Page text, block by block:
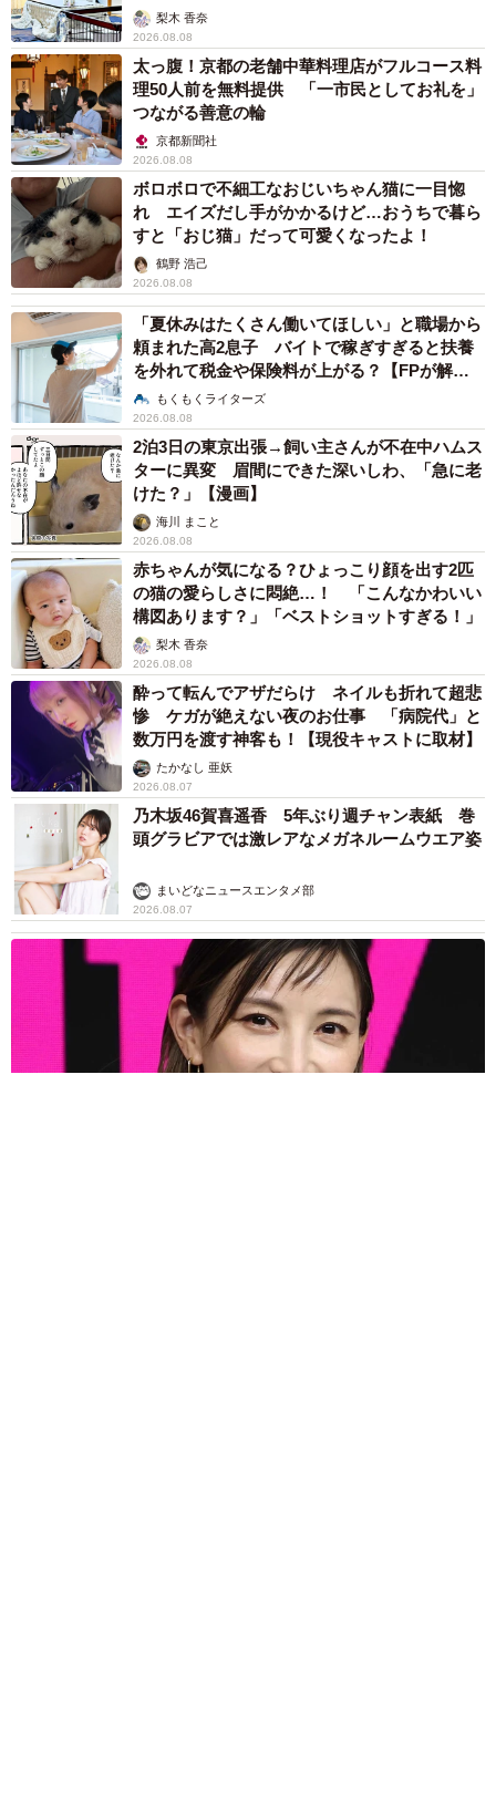
梨木 香奈
2026.08.08
太っ腹！京都の老舗中華料理店がフルコース料
理50人前を無料提供 「一市民としてお礼を」
つながる善意の輪
京都新聞社
2026.08.08
ボロボロで不細工なおじいちゃん猫に一目惚
れ エイズだし手がかかるけど…おうちで暮ら
すと「おじ猫」だって可愛くなったよ！
鶴野 浩己
2026.08.08
「夏休みはたくさん働いてほしい」と職場から
頼まれた高2息子 バイトで稼ぎすぎると扶養
を外れて税金や保険料が上がる？【FPが解
説】もくもくライターズ
2026.08.08
2泊3日の東京出張→飼い主さんが不在中ハムス
ターに異変 眉間にできた深いしわ、「急に老
けた？」【漫画】
海川 まこと
2026.08.08
赤ちゃんが気になる？ひょっこり顔を出す2匹
の猫の愛らしさに悶絶…！ 「こんなかわいい
構図あります？」「ベストショットすぎる！」
梨木 香奈
2026.08.08
酔って転んでアザだらけ ネイルも折れて超悲
惨 ケガが絶えない夜のお仕事 「病院代」と
数万円を渡す神客も！【現役キャストに取材】
たかなし 亜妖
2026.08.07
乃木坂46賀喜遥香 5年ぶり週チャン表紙 巻
頭グラビアでは激レアなメガネルームウエア姿
まいどなニュースエンタメ部
2026.08.07